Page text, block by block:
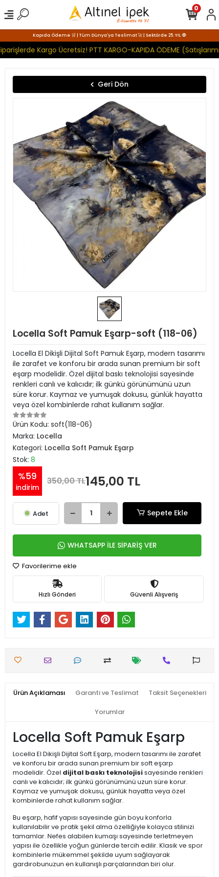
Kapıda Ödeme 🛒 | Tüm Dünya'ya Teslimat 🚀 | Sektörde 25. YIL 🧿
Kargo Ücretsiz! PTT KARGO-KAPIDA ÖDEME
0
Geri Dön
Locella Soft Pamuk Eşarp-soft (118-06)
Locella El Dikişli Dijital Soft Pamuk Eşarp, modern tasarımı
ile zarafet ve konforu bir arada sunan premium bir soft
eşarp modelidir. Özel dijital baskı teknolojisi sayesinde
renkleri canlı ve kalıcıdır; ilk günkü görünümünü uzun
süre korur. Kaymaz ve yumuşak dokusu, günlük hayatta
veya özel kombinlerde rahat kullanım sağlar.
Ürün Kodu: soft(118-06)
Marka: Locella
Kategori: Locella Soft Pamuk Eşarp
Stok: 8
%59
indirim
350,00 TL145,00 TL
Adet Sepete Ekle
WHATSAPP İLE SİPARİŞ VER
Favorilerime ekle
Hızlı Gönderi Güvenli Alışveriş
Ürün Açıklaması Garanti ve Teslimat Taksit Seçenekleri
Yorumlar
Locella Soft Pamuk Eşarp
Locella El Dikişli Dijital Soft Eşarp, modern tasarımı ile zarafet
ve konforu bir arada sunan premium bir soft eşarp
modelidir. Özel dijital baskı teknolojisisayesinde renkleri
canlı ve kalıcıdır; ilk günkü görünümünü uzun süre korur.
Kaymaz ve yumuşak dokusu, günlük hayatta veya özel
kombinlerde rahat kullanım sağlar.
Bu eşarp, hafif yapısı sayesinde gün boyu konforla
kullanılabilir ve pratik şekil alma özelliğiyle kolayca stilinizi
tamamlar. Nefes alabilen kumaşı sayesinde terletmeyen
yapısı ile özellikle yoğun günlerde tercih edilir. Klasik ve spor
kombinlerle mükemmel şekilde uyum sağlayarak
gardırobunuzun en kullanışlı parçalarından biri olur.